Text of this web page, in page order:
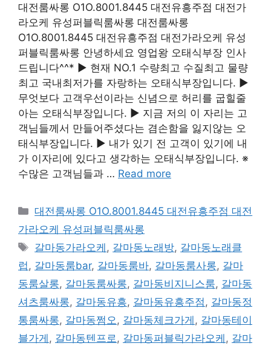
대전룸싸롱 O1O.8001.8445 대전유흥주점 대전가
라오케 유성퍼블릭룸싸롱 대전룸싸롱
O1O.8001.8445 대전유흥주점 대전가라오케 유성
퍼블릭룸싸롱 안녕하세요 영업왕 오태식부장 인사
드립니다^^* ▶ 현재 NO.1 수량최고 수질최고 물량
최고 국내최저가를 자랑하는 오태식부장입니다. ▶
무엇보다 고객우선이라는 신념으로 허리를 굽힐줄
아는 오태식부장입니다. ▶ 지금 저의 이 자리는 고
객님들께서 만들어주셨다는 겸손함을 잃지않는 오
태식부장입니다. ▶ 내가 있기 전 고객이 있기에 내
가 이자리에 있다고 생각하는 오태식부장입니다. ※
수많은 고객님들과 … Read more
카
테
고
리
대전룸싸롱 O1O.8001.8445 대전유흥주점 대전
가라오케 유성퍼블릭룸싸롱
태
그
갈마동가라오케 , 갈마동노래방, 갈마동노래클
럽 , 갈마동룸bar, 갈마동룸바, 갈마동룸사롱, 갈마
동룸살롱, 갈마동룸싸롱, 갈마동비지니스룸, 갈마동
셔츠룸싸롱, 갈마동유흥, 갈마동유흥주점 , 갈마동정
통룸싸롱, 갈마동쩜오 , 갈마동체크가게 , 갈마동테이
블가게 , 갈마동텐프로 , 갈마동퍼블릭가라오케 , 갈마